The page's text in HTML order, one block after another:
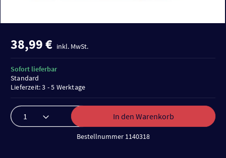
38,99 € inkl. MwSt.
In den Warenkorb
Bestellnummer 1140318
Sofort lieferbar
Standard
Lieferzeit: 3 - 5 Werktage